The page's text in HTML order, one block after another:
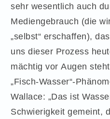
sehr wesentlich auch
Mediengebrauch (die
„selbst“ erschaffen),
uns dieser Prozess
mächtig vor Augen
„Fisch-Wasser“-
Wallace: „Das ist
Schwierigkeit gemeint,